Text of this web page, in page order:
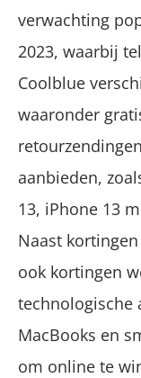
verwachting
2023, waarbij
Coolblue
waaronder
aanbieden,
13, iPhone 13
Naast
ook kortingen
technologische
MacBooks en
om online te